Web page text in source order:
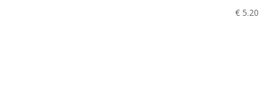
€ 5.20